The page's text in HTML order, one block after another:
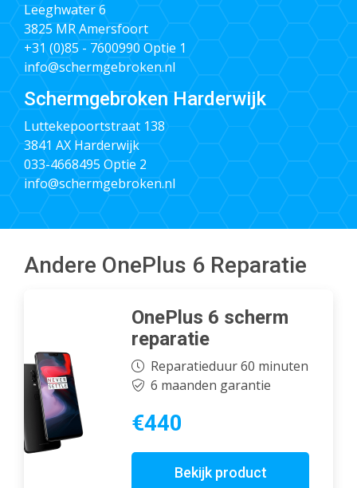
Leeghwater 6
3825 MR Amersfoort
+31 (0)85 - 7600990 Optie 1
info@schermgebroken.nl
Schermgebroken Harderwijk
Luttekepoortstraat 138
3841 AX Harderwijk
033-4668495 Optie 2
info@schermgebroken.nl
Andere OnePlus 6 Reparatie
OnePlus 6 scherm
reparatie
Reparatieduur 60 minuten
6 maanden garantie
€440
Bekijk product